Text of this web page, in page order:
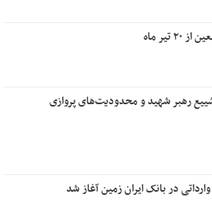
تیر ماه
رهبر شهید و محدودیت‌های پروازی
در بانک ایران زمین آغاز شد